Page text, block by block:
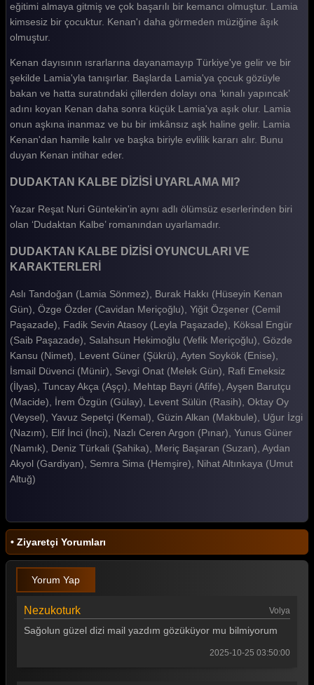
Dudaktan Kalbe 48. Bölüm
Dudaktan Kalbe 47. Bölüm
Dudaktan Kalbe 46. Bölüm
Dudaktan Kalbe 45. Bölüm
Dudaktan Kalbe 44. Bölüm
Dudaktan Kalbe 43. Bölüm
Dudaktan Kalbe 40. Bölüm
Dudaktan Kalbe 39. Bölüm
Dudaktan Kalbe 38. Bölüm
Dudaktan Kalbe 37. Bölüm
Dudaktan Kalbe 36. Bölüm
Dudaktan Kalbe 35. Bölüm
Dudaktan Kalbe 34. Bölüm
Dudaktan Kalbe 33. Bölüm
Dudaktan Kalbe 32. Bölüm
Dudaktan Kalbe 31. Bölüm
Dudaktan Kalbe 30. Bölüm
Dudaktan Kalbe 28. Bölüm
Dudaktan Kalbe 27. Bölüm
Dudaktan Kalbe 26. Bölüm
Dudaktan Kalbe 25. Bölüm
Dudaktan Kalbe 24. Bölüm
eğitimi almaya gitmiş ve çok başarılı bir kemancı olmuştur. Lamia
kimsesiz bir çocuktur. Kenan'ı daha görmeden müziğine âşık
olmuştur.
Kenan dayısının ısrarlarına dayanamayıp Türkiye'ye gelir ve bir
şekilde Lamia'yla tanışırlar. Başlarda Lamia'ya çocuk gözüyle
bakan ve hatta suratındaki çillerden dolayı ona ‘kınalı yapıncak’
adını koyan Kenan daha sonra küçük Lamia'ya aşık olur. Lamia
onun aşkına inanmaz ve bu bir imkânsız aşk haline gelir. Lamia
Kenan'dan hamile kalır ve başka biriyle evlilik kararı alır. Bunu
duyan Kenan intihar eder.
DUDAKTAN KALBE DİZİSİ UYARLAMA MI?
Yazar Reşat Nuri Güntekin'in aynı adlı ölümsüz eserlerinden biri
olan ‘Dudaktan Kalbe’ romanından uyarlamadır.
DUDAKTAN KALBE DİZİSİ OYUNCULARI VE
KARAKTERLERİ
Aslı Tandoğan (Lamia Sönmez), Burak Hakkı (Hüseyin Kenan
Gün), Özge Özder (Cavidan Meriçoğlu), Yiğit Özşener (Cemil
Paşazade), Fadik Sevin Atasoy (Leyla Paşazade), Köksal Engür
(Saib Paşazade), Salahsun Hekimoğlu (Vefik Meriçoğlu), Gözde
Kansu (Nimet), Levent Güner (Şükrü), Ayten Soykök (Enise),
İsmail Düvenci (Münir), Sevgi Onat (Melek Gün), Rafi Emeksiz
(İlyas), Tuncay Akça (Aşçı), Mehtap Bayri (Afife), Ayşen Barutçu
(Macide), İrem Özgün (Gülay), Levent Sülün (Rasih), Oktay Oy
(Veysel), Yavuz Sepetçi (Kemal), Güzin Alkan (Makbule), Uğur İzgi
(Nazım), Elif İnci (İnci), Nazlı Ceren Argon (Pınar), Yunus Güner
(Namık), Deniz Türkali (Şahika), Meriç Başaran (Suzan), Aydan
Akyol (Gardiyan), Semra Sima (Hemşire), Nihat Altınkaya (Umut
Altuğ)
• Ziyaretçi Yorumları
Yorum Yap
Nezukoturk Volya
Sağolun güzel dizi mail yazdım gözüküyor mu bilmiyorum
2025-10-25 03:50:00